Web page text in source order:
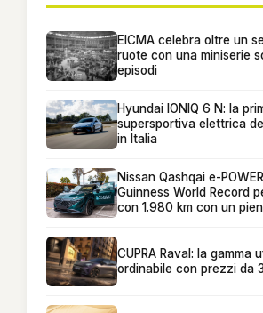
EICMA celebra oltre un
ruote con una miniserie
episodi
Hyundai IONIQ 6 N: la
supersportiva elettrica
in Italia
Nissan Qashqai e-
Guinness World Record
con 1.980 km con un
CUPRA Raval: la gamma
ordinabile con prezzi da